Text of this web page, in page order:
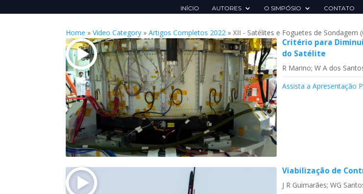
INÍCIO AUTORES O SIMPÓSIO CONTATO
Home »Video Category »Artigos Completos 2022 »XII - Satélites e Foguetes de Sondagem
Critério para
do Satélite
R Marino; W A dos
Assista a Apresentação
Viabilização de
J R Guimarães; WG